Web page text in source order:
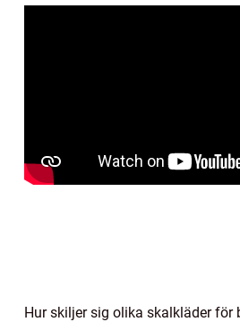
Hur skiljer sig olika skalkläder för